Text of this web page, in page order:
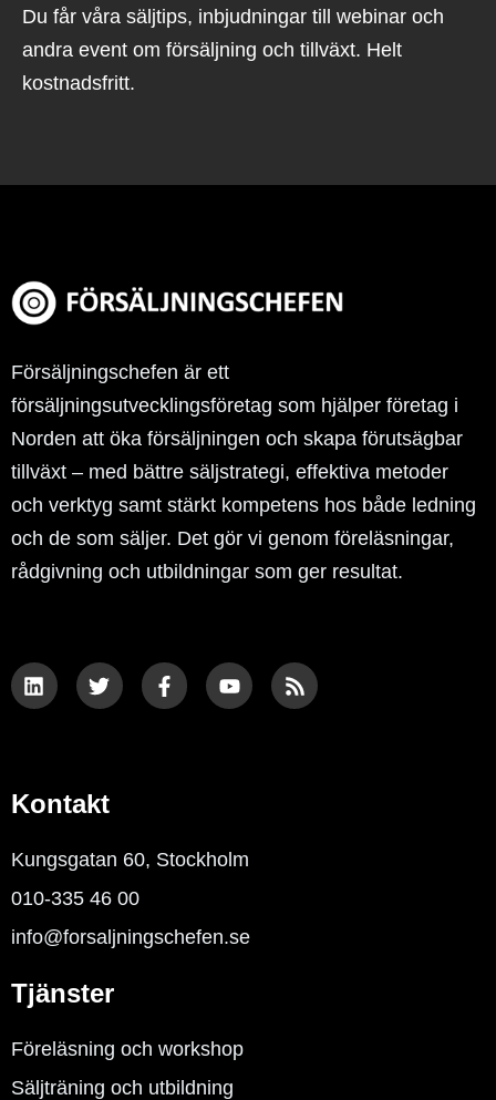
Du får våra säljtips, inbjudningar till webinar och
andra event om försäljning och tillväxt. Helt
kostnadsfritt.
Försäljningschefen är ett
försäljningsutvecklingsföretag som hjälper företag i
Norden att öka försäljningen och skapa förutsägbar
tillväxt – med bättre säljstrategi, effektiva metoder
och verktyg samt stärkt kompetens hos både ledning
och de som säljer. Det gör vi genom föreläsningar,
rådgivning och utbildningar som ger resultat.
i
n
k
n
w
i
t
a
c
e
o
u
t
s
s
Kontakt
Kungsgatan 60, Stockholm
010-335 46 00
info@forsaljningschefen.se
Tjänster
Föreläsning och workshop
Säljträning och utbildning